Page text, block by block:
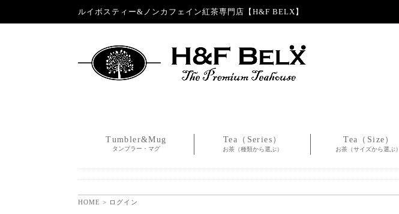
ルイボスティー&ノンカフェイン紅茶専門店【H&F BELX】
Tumbler&Mug
タンブラー・マグ
Tea（Series）
お茶（種類から選ぶ）
Tea（Size）
お茶（サイズから選ぶ）
HOME > ログイン